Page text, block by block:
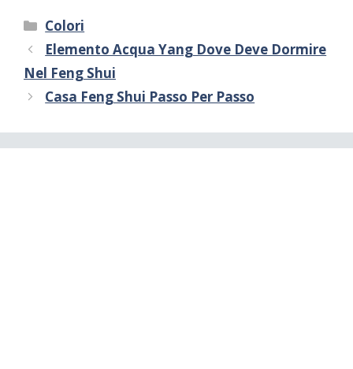
Categorie
Colori
Elemento Acqua Yang Dove Deve Dormire
Nel Feng Shui
Casa Feng Shui Passo Per Passo